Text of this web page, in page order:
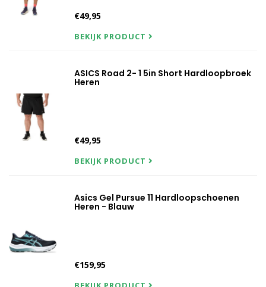
€49,95
BEKIJK PRODUCT
ASICS Road 2- 1 5in Short Hardloopbroek
Heren
€49,95
BEKIJK PRODUCT
Asics Gel Pursue 11 Hardloopschoenen
Heren - Blauw
€159,95